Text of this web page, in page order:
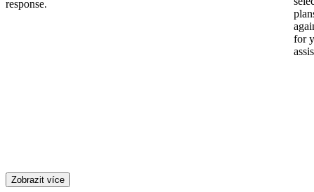
response.
for
Zobrazit více